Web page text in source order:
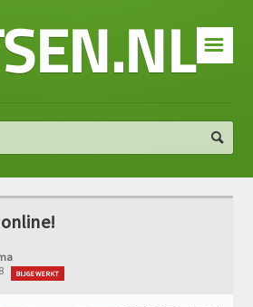
☰
BIJGEWERKT